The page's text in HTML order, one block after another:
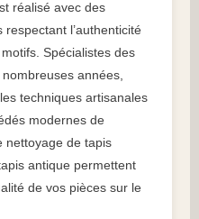
réalisé avec des
l’authenticité
Spécialistes des
années,
techniques artisanales
modernes de
nettoyage de tapis
antique permettent
de vos pièces sur le